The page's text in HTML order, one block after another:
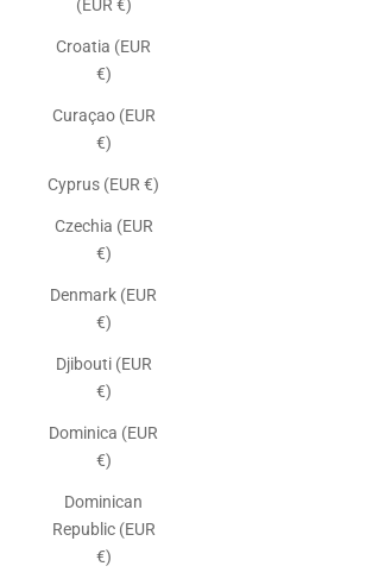
(EUR €)
Croatia (EUR
€)
Curaçao (EUR
€)
Cyprus (EUR €)
Czechia (EUR
€)
Denmark (EUR
€)
Djibouti (EUR
€)
Dominica (EUR
€)
Dominican
Republic (EUR
€)